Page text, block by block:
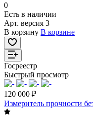
0
Есть в наличии
Арт. версия 3
В корзину В корзине
Госреестр
Быстрый просмотр
120 000 ₽
Измеритель прочности